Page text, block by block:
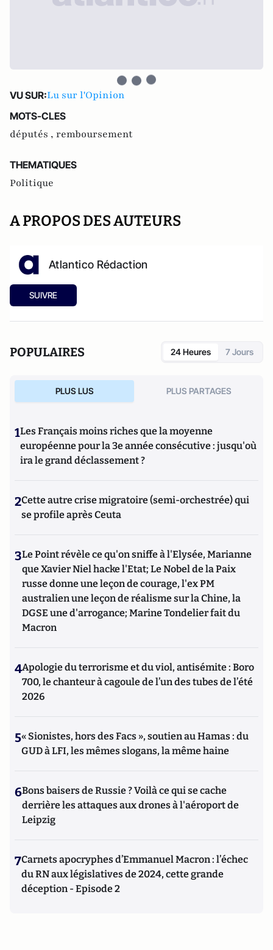
VU SUR:Lu sur l'Opinion
MOTS-CLES
députés , remboursement
THEMATIQUES
Politique
A PROPOS DES AUTEURS
Atlantico Rédaction
SUIVRE
POPULAIRES 24 Heures 7 Jours
PLUS LUS PLUS PARTAGES
1Les Français moins riches que la moyenne
européenne pour la 3e année consécutive : jusqu'où
ira le grand déclassement ?
2Cette autre crise migratoire (semi-orchestrée) qui
se profile après Ceuta
3Le Point révèle ce qu'on sniffe à l'Elysée, Marianne
que Xavier Niel hacke l'Etat; Le Nobel de la Paix
russe donne une leçon de courage, l'ex PM
australien une leçon de réalisme sur la Chine, la
DGSE une d'arrogance; Marine Tondelier fait du
Macron
4Apologie du terrorisme et du viol, antisémite : Boro
700, le chanteur à cagoule de l’un des tubes de l’été
2026
5« Sionistes, hors des Facs », soutien au Hamas : du
GUD à LFI, les mêmes slogans, la même haine
6Bons baisers de Russie ? Voilà ce qui se cache
derrière les attaques aux drones à l'aéroport de
Leipzig
7Carnets apocryphes d’Emmanuel Macron : l’échec
du RN aux législatives de 2024, cette grande
déception - Episode 2